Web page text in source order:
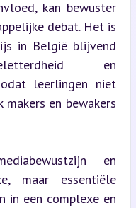
kan bewuster
debat. Het is
in België blijvend
en
leerlingen niet
en bewakers
en
maar essentiële
in een complexe en